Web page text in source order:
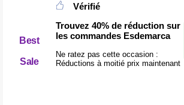
Best
Sale
Vérifié
Trouvez 40% de réduction sur
les commandes Esdemarca
Ne ratez pas cette occasion :
Réductions à moitié prix maintenant